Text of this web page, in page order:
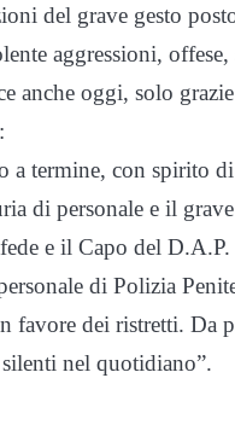
del grave gesto
aggressioni,
anche oggi, solo
termine, con spirito
di personale e il
e il Capo del
di Polizia
favore dei ristretti. Da
nel quotidiano”.